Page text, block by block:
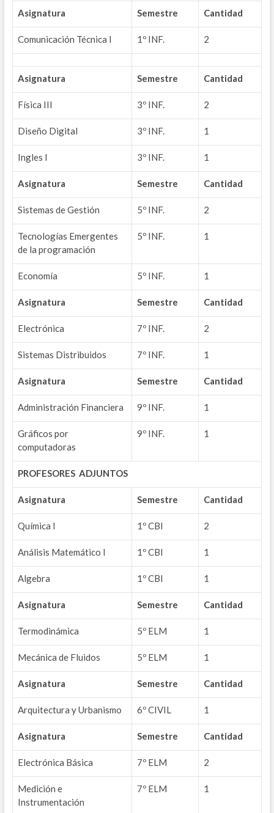
Asignatura Semestre Cantidad
Comunicación Técnica I 1º INF. 2
Asignatura Semestre Cantidad
Física III 3º INF. 2
Diseño Digital 3º INF. 1
Ingles I 3º INF. 1
Asignatura Semestre Cantidad
Sistemas de Gestión 5º INF. 2
Tecnologías Emergentes
de la programación
5º INF. 1
Economía 5º INF. 1
Asignatura Semestre Cantidad
Electrónica 7º INF. 2
Sistemas Distribuidos 7º INF. 1
Asignatura Semestre Cantidad
Administración Financiera 9º INF. 1
Gráficos por
computadoras
9º INF. 1
PROFESORES ADJUNTOS
Asignatura Semestre Cantidad
Química I 1º CBI 2
Análisis Matemático I 1º CBI 1
Algebra 1º CBI 1
Asignatura Semestre Cantidad
Termodinámica 5º ELM 1
Mecánica de Fluidos 5º ELM 1
Asignatura Semestre Cantidad
Arquitectura y Urbanismo 6º CIVIL 1
Asignatura Semestre Cantidad
Electrónica Básica 7º ELM 2
Medición e
Instrumentación
7º ELM 1